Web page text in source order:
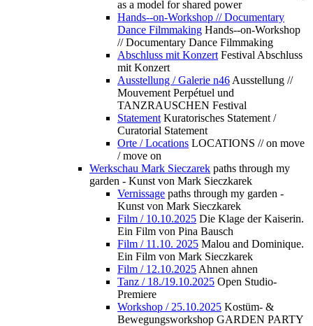
as a model for shared power
Hands--on-Workshop // Documentary
Dance Filmmaking Hands--on-Workshop
// Documentary Dance Filmmaking
Abschluss mit Konzert Festival Abschluss
mit Konzert
Ausstellung / Galerie n46 Ausstellung //
Mouvement Perpétuel und
TANZRAUSCHEN Festival
Statement Kuratorisches Statement /
Curatorial Statement
Orte / Locations LOCATIONS // on move
/ move on
Werkschau Mark Sieczarek paths through my
garden - Kunst von Mark Sieczkarek
Vernissage paths through my garden -
Kunst von Mark Sieczkarek
Film / 10.10.2025 Die Klage der Kaiserin.
Ein Film von Pina Bausch
Film / 11.10. 2025 Malou and Dominique.
Ein Film von Mark Sieczkarek
Film / 12.10.2025 Ahnen ahnen
Tanz / 18./19.10.2025 Open Studio-
Premiere
Workshop / 25.10.2025 Kostüm- &
Bewegungsworkshop GARDEN PARTY